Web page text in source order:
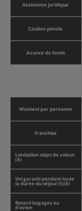
Assistance juridique
Caution pénale
Avance de fonds
Montant par personne
Franchise
Limitation objet de valeur
(4)
Vol garanti pendant toute
la durée du séjour(5)(6)
Retard bagages ou
d’avion